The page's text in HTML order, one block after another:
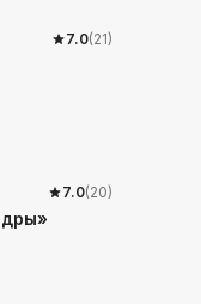
7.0(21)
7.0(20)